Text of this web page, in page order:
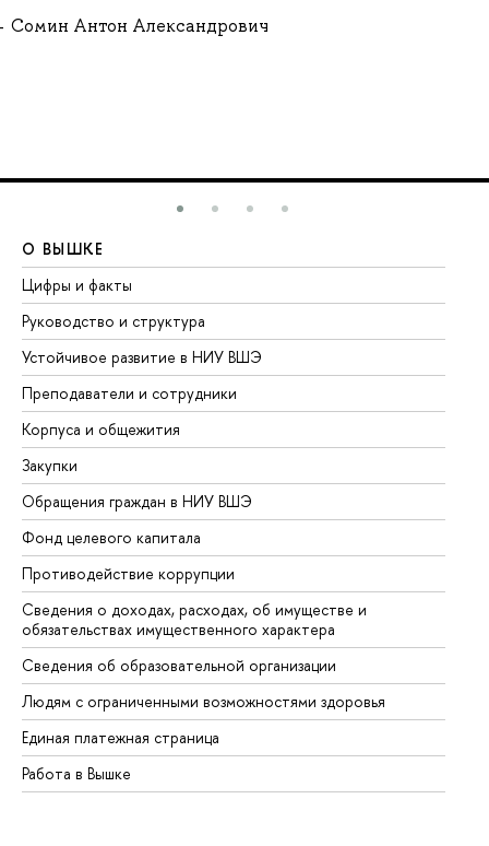
Сомин Антон Александрович
О ВЫШКЕ
Цифры и факты
Руководство и структура
Устойчивое развитие в НИУ ВШЭ
Преподаватели и сотрудники
Корпуса и общежития
Закупки
Обращения граждан в НИУ ВШЭ
Фонд целевого капитала
Противодействие коррупции
Сведения о доходах, расходах, об имуществе и
обязательствах имущественного характера
Сведения об образовательной организации
Людям с ограниченными возможностями здоровья
Единая платежная страница
Работа в Вышке